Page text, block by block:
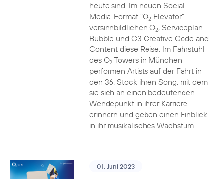
heute sind. Im neuen Social-
Media-Format "O2Elevator"
versinnbildlichen O2, Serviceplan
Bubble und C3 Creative Code and
Content diese Reise. Im Fahrstuhl
des O2Towers in München
performen Artists auf der Fahrt in
den 36. Stock ihren Song, mit dem
sie sich an einen bedeutenden
Wendepunkt in ihrer Karriere
erinnern und geben einen Einblick
in ihr musikalisches Wachstum.
01. Juni 2023